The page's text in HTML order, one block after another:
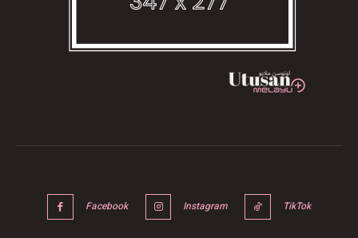
Facebook Instagram TikTok